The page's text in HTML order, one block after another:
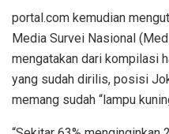
portal.com kemudian
Media Survei Nasional
mengatakan dari kompilasi
yang sudah dirilis, posisi
memang sudah “lampu